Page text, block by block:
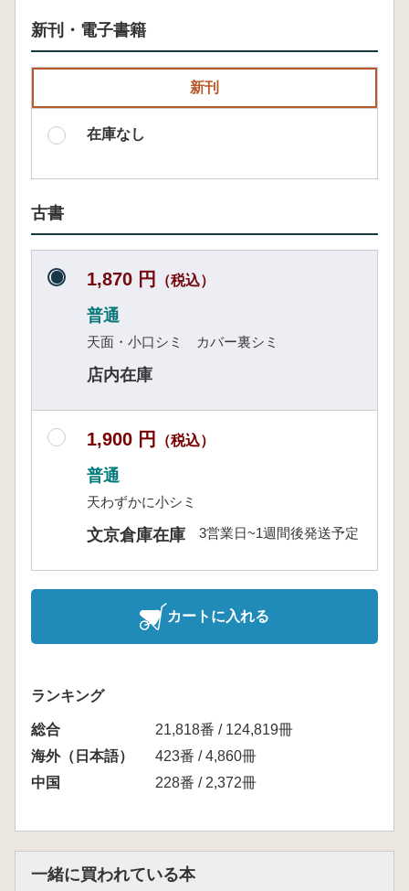
新刊・電子書籍
新刊
在庫なし
古書
1,870 円 （税込）
普通
天面・小口シミ カバー裏シミ
店内在庫
1,900 円 （税込）
普通
天わずかに小シミ
文京倉庫在庫 3営業日~1週間後発送予定
カートに入れる
ランキング
総合
21,818番 / 124,819冊
海外（日本語）
423番 / 4,860冊
中国
228番 / 2,372冊
一緒に買われている本